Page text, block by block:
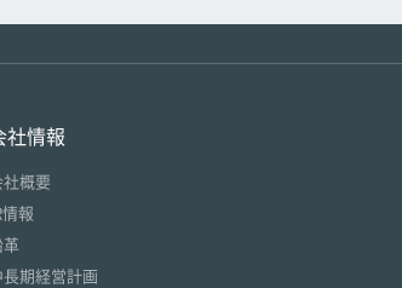
社情報
概要
報
長期経営計画